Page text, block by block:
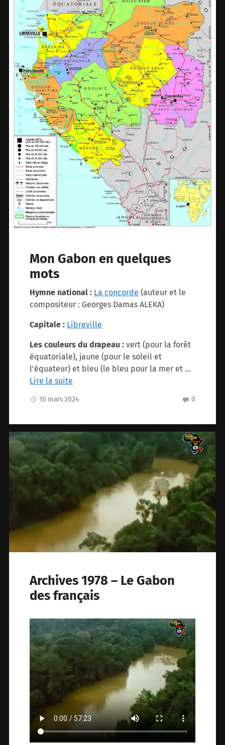
Mon Gabon en quelques
mots
Hymne national : La concorde (auteur et le
compositeur : Georges Damas ALEKA)
Capitale : Libreville
Les couleurs du drapeau :vert (pour la forêt
équatoriale), jaune (pour le soleil et
l’équateur) et bleu (le bleu pour la mer et …
Lire la suite
10 mars 2024 0
Archives 1978 – Le Gabon
des français